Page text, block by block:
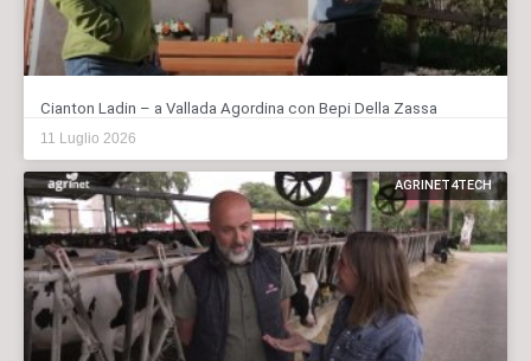
Cianton Ladin – a Vallada Agordina con Bepi Della Zassa
11 Luglio 2026
AGRINET4TECH